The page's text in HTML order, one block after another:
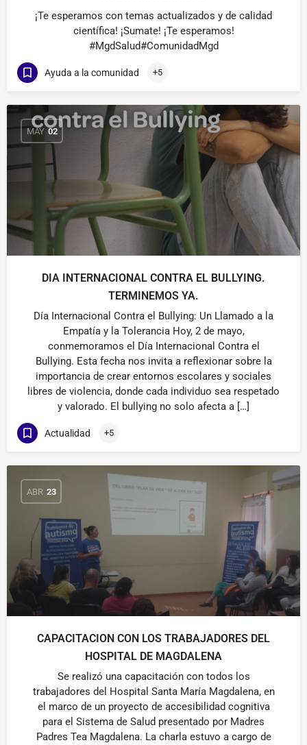
¡Te esperamos con temas actualizados y de calidad
científica! ¡Sumate! ¡Te esperamos!
#MgdSalud#ComunidadMgd
Ayuda a la comunidad +5
MAY 02
DIA INTERNACIONAL CONTRA EL BULLYING.
TERMINEMOS YA.
Día Internacional Contra el Bullying: Un Llamado a la
Empatía y la Tolerancia Hoy, 2 de mayo,
conmemoramos el Día Internacional Contra el
Bullying. Esta fecha nos invita a reflexionar sobre la
importancia de crear entornos escolares y sociales
libres de violencia, donde cada individuo sea respetado
y valorado. El bullying no solo afecta a […]
Actualidad +5
ABR 23
CAPACITACION CON LOS TRABAJADORES DEL
HOSPITAL DE MAGDALENA
Se realizó una capacitación con todos los
trabajadores del Hospital Santa María Magdalena, en
el marco de un proyecto de accesibilidad cognitiva
para el Sistema de Salud presentado por Madres
Padres Tea Magdalena. La charla estuvo a cargo de